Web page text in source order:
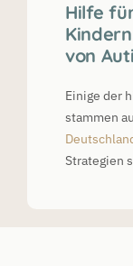
Hilfe
von
Einige der
stammen
Strategien